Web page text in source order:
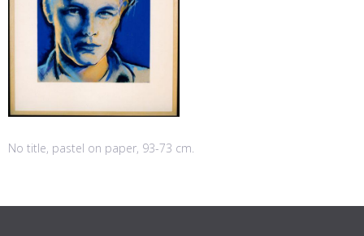
No title, pastel on paper, 93-73 cm.